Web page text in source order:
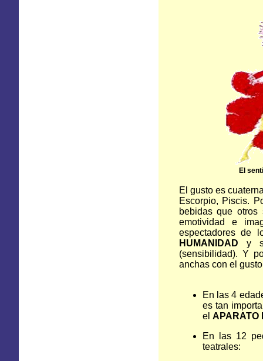
El
El gusto es
Escorpio, Piscis.
bebidas que
emotividad e
espectadores de
HUMANIDAD y
(sensibilidad). Y
anchas con el
En las 4
es tan
el APARATO
En las 12
teatrales: